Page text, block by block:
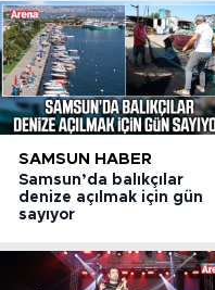
SAMSUN HABER
Samsun’da balıkçılar
denize açılmak için gün
sayıyor